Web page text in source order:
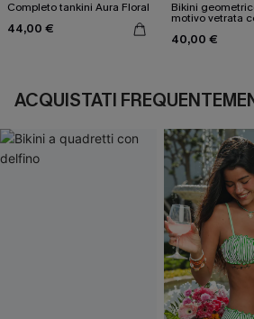
Completo tankini Aura Floral
44,00 €
Bikini
motivo vetrata
40,00 €
ACQUISTATI